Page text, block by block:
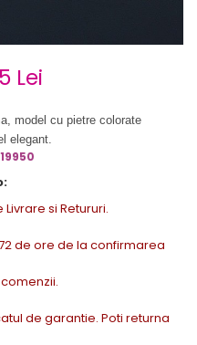
Lei
model cu pietre colorate
elegant.
si Retururi.
de ore de la confirmarea
de garantie. Poti returna